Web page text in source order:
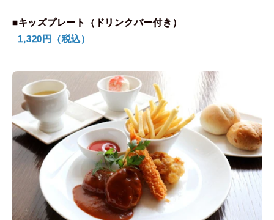
■キッズプレート（ドリンクバー付き）
1,320円（税込）